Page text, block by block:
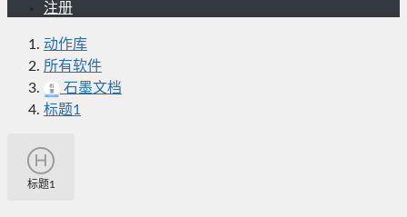
注册
动作库
所有软件
石墨文档
标题1
标题1